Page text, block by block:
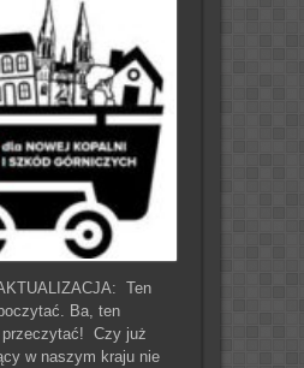
Ten
Ba, ten
przeczytać! Czy już
w naszym kraju nie